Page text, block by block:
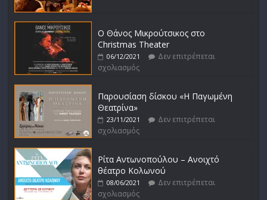
Ο Θάνος Μικρούτσικος στο
Christmas Theater
06/12/2021
Δεν επιτρέπεται
σχολιασμός
Παρουσίαση δίσκου «Η Παγωμένη
Θεατρίνα»
23/11/2021
Δεν επιτρέπεται
σχολιασμός
Ρίτα Αντωνοπούλου – Ανοιχτό
θέατρο Κολωνού
08/06/2021
Δεν επιτρέπεται
σχολιασμός